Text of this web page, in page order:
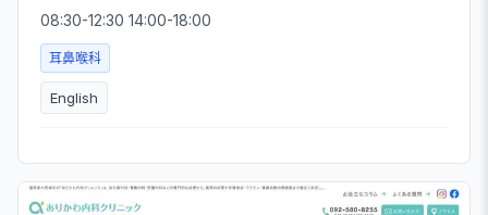
08:30-12:30 14:00-18:00
耳鼻喉科
English